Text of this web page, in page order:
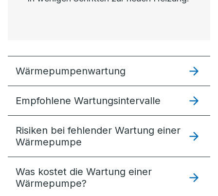
Wärmepumpenwartung
Empfohlene Wartungsintervalle
Risiken bei fehlender Wartung einer
Wärmepumpe
Was kostet die Wartung einer
Wärmepumpe?